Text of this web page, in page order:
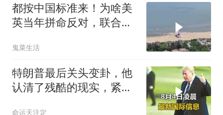
都按中国标准来！为啥美
英当年拼命反对，联合国
鬼菜生活
特朗普最后关头变卦，他
认清了残酷的现实，紧急
命运天注定